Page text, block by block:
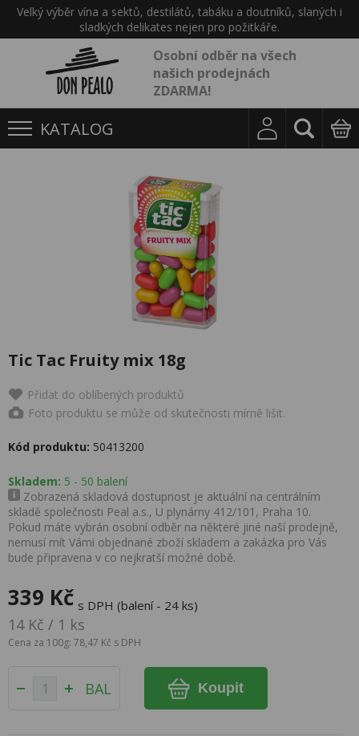
Velký výběr vína a sektů, destilátů, tabáku a doutníků, slaných i
sladkých delikates nejen pro požitkáře.
Osobní odběr na všech
našich prodejnách
ZDARMA!
KATALOG
Tic Tac Fruity mix 18g
Přidat do oblíbených produktů
Foto produktu se může od skutečnosti mírně lišit.
Kód produktu: 50413200
Skladem: 5 - 50 balení
Zobrazená skladová dostupnost je aktuální na centrálním
skladě společnosti Peal a.s., U plynárny 412/101, Praha 10.
Pokud máte vybrán osobní odběr na některé jiné naší prodejně,
nemusí mít Vámi objednané zboží skladem a zakázka pro Vás
bude připravena v co nejkratší možné době.
339 Kč s DPH (balení - 24 ks)
14 Kč / 1 ks
Cena za 100g: 78,47 Kč s DPH
BAL Koupit